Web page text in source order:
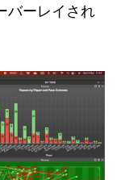
バーレイされ